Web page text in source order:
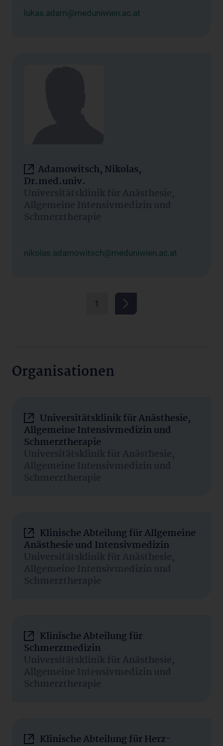
lukas.adam@meduniwien.ac.at
Adamowitsch, Nikolas,
Dr.med.univ.
Universitätsklinik für Anästhesie,
Allgemeine Intensivmedizin und
Schmerztherapie
nikolas.adamowitsch@meduniwien.ac.at
1
Organisationen
Universitätsklinik für Anästhesie,
Allgemeine Intensivmedizin und
Schmerztherapie
Universitätsklinik für Anästhesie,
Allgemeine Intensivmedizin und
Schmerztherapie
Klinische Abteilung für Allgemeine
Anästhesie und Intensivmedizin
Universitätsklinik für Anästhesie,
Allgemeine Intensivmedizin und
Schmerztherapie
Klinische Abteilung für
Schmerzmedizin
Universitätsklinik für Anästhesie,
Allgemeine Intensivmedizin und
Schmerztherapie
Klinische Abteilung für Herz-